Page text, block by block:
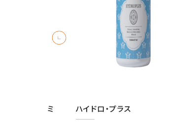
ーゲン プレミ ハイドロ・プラス